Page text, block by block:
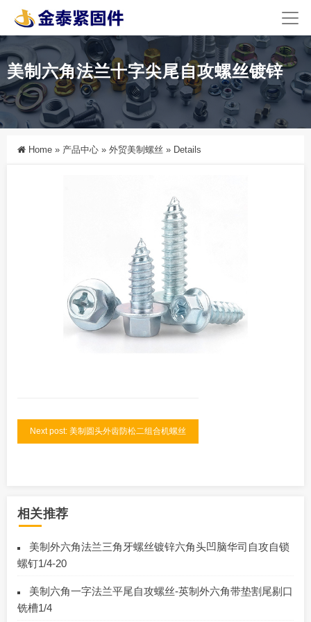
美制六角法兰十字尖尾自攻螺丝镀锌
Home » 产品中心 » 外贸美制螺丝 » Details
Next post: 美制圆头外齿防松二组合机螺丝
相关推荐
美制外六角法兰三角牙螺丝镀锌六角头凹脑华司自攻自锁
螺钉1/4-20
美制六角一字法兰平尾自攻螺丝-英制外六角带垫割尾剔口
铣槽1/4